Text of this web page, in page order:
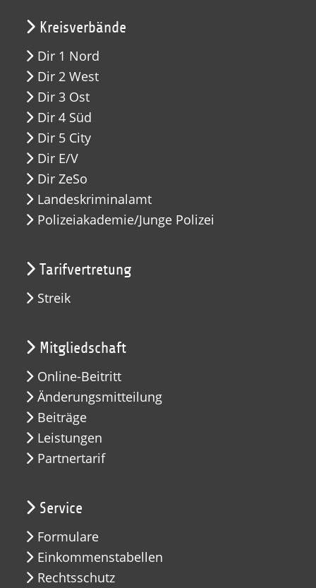
Kreisverbände
Dir 1 Nord
Dir 2 West
Dir 3 Ost
Dir 4 Süd
Dir 5 City
Dir E/V
Dir ZeSo
Landeskriminalamt
Polizeiakademie/Junge Polizei
Tarifvertretung
Streik
Mitgliedschaft
Online-Beitritt
Änderungsmitteilung
Beiträge
Leistungen
Partnertarif
Service
Formulare
Einkommenstabellen
Rechtsschutz